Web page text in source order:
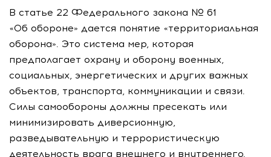
В статье 22 Федерального закона № 61
«Об обороне» дается понятие «территориальная
оборона». Это система мер, которая
предполагает охрану и оборону военных,
социальных, энергетических и других важных
объектов, транспорта, коммуникации и связи.
Силы самообороны должны пресекать или
минимизировать диверсионную,
разведывательную и террористическую
деятельность врага внешнего и внутреннего.